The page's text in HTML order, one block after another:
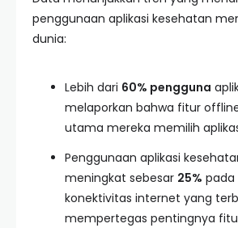
penggunaan aplikasi kesehatan
dunia:
Lebih dari 60% pengguna
melaporkan bahwa fitur
utama mereka memilih
Penggunaan aplikasi
meningkat sebesar 25% pada
konektivitas internet yang
mempertegas pentingnya